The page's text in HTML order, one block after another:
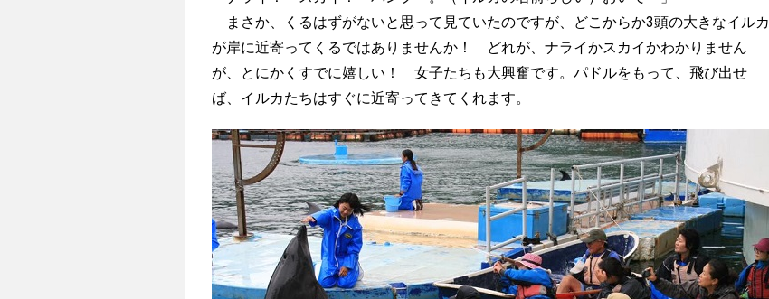
まさか、くるはずがないと思って見ていたのですが、どこからか3頭の大きなイルカ
が岸に近寄ってくるではありませんか！ どれが、ナライかスカイかわかりません
が、とにかくすでに嬉しい！ 女子たちも大興奮です。パドルをもって、飛び出せ
ば、イルカたちはすぐに近寄ってきてくれます。